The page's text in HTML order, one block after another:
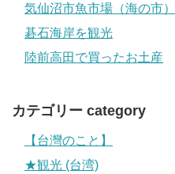
気仙沼市魚市場（海の市）
碁石海岸を観光
陸前高田で買ったお土産
カテゴリー category
【台灣のこと】
★観光 (台湾)